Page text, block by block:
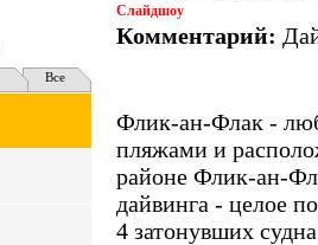
Все
Слайдшоу
Комментарий:
Флик-ан-Флак -
пляжами и
районе Флик-ан-
дайвинга - целое
4 затонувших